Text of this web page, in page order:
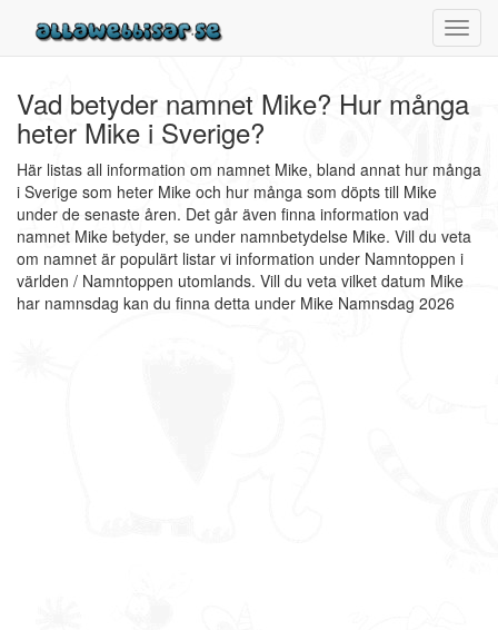
Vad betyder namnet Mike? Hur många
heter Mike i Sverige?
Här listas all information om namnet Mike, bland annat hur många
i Sverige som heter Mike och hur många som döpts till Mike
under de senaste åren. Det går även finna information vad
namnet Mike betyder, se under namnbetydelse Mike. Vill du veta
om namnet är populärt listar vi information under Namntoppen i
världen / Namntoppen utomlands. Vill du veta vilket datum Mike
har namnsdag kan du finna detta under Mike Namnsdag 2026